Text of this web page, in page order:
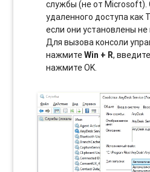
службы (не от
удаленного доступа как
если они установлены не
Для вызова консоли
нажмитеWin + R, введите
нажмите OK.